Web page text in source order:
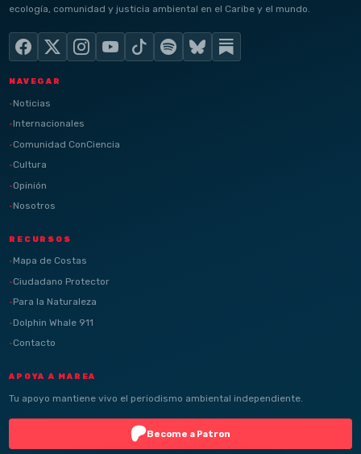
ecología, comunidad y justicia ambiental en el Caribe y el mundo.
NAVEGAR
Noticias
Internacionales
Comunidad ConCiencia
Cultura
Opinión
Nosotros
RECURSOS
Mapa de Costas
Ciudadano Protector
Para la Naturaleza
Dolphin Whale 911
Contacto
APOYA A MAREA
Tu apoyo mantiene vivo el periodismo ambiental independiente.
Become a Patron